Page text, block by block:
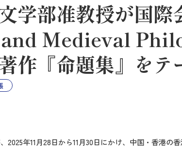
学部准教授が国
Medieval
作『命題集』を
2025年11月28日から11月30日にかけ、中国・香港